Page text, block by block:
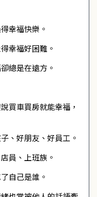
幸福快樂。
幸福好困難。
總是在遠方。
買車買房就能幸福，
、好朋友、好員工。
員、上班族。
自己是誰。